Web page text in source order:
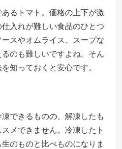
るトマト。価格の上下が激
入れが難しい食品のひとつ
スやオムライス、スープな
のも難しいですよね。そん
知っておくと安心です。
できるものの、解凍したも
メできません。冷凍したト
のものと比べものになりま